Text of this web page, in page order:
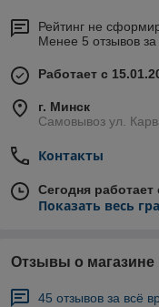
Рейтинг не
Менее 5 отзывов
Работает с
г. Минск
Самовывоз ул.
Контакты
Сегодня работает
Показать весь
Отзывы о магазине
45 отзывов за всё